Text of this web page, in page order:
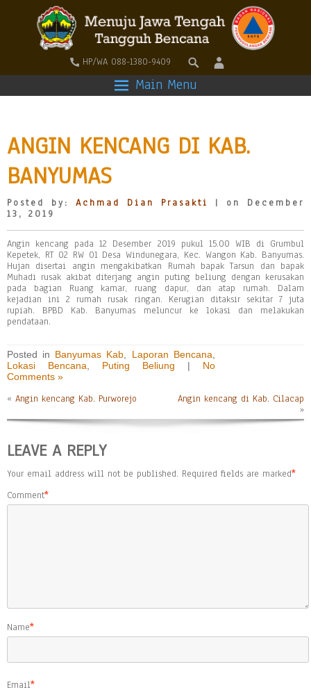
HP/WA 088-1380-9409
Main Menu
ANGIN KENCANG DI KAB.
BANYUMAS
Posted by: Achmad Dian Prasakti
| on December
13, 2019
Angin kencang pada 12 Desember 2019 pukul 15.00 WIB di Grumbul
Kepetek, RT 02 RW 01 Desa Windunegara, Kec. Wangon Kab. Banyumas.
Hujan disertai angin mengakibatkan Rumah bapak Tarsun dan bapak
Muhadi rusak akibat diterjang angin puting beliung dengan kerusakan
pada bagian Ruang kamar, ruang dapur, dan atap rumah. Dalam
kejadian ini 2 rumah rusak ringan. Kerugian ditaksir sekitar 7 juta
rupiah. BPBD Kab. Banyumas meluncur ke lokasi dan melakukan
pendataan.
Posted in Banyumas Kab Laporan Bencana
Lokasi Bencana
Puting Beliung | No
Comments »
« Angin kencang Kab. Purworejo
Angin kencang di Kab. Cilacap
»
LEAVE A REPLY
Your email address will not be published. Required fields are marked*
Comment*
Name*
Email*